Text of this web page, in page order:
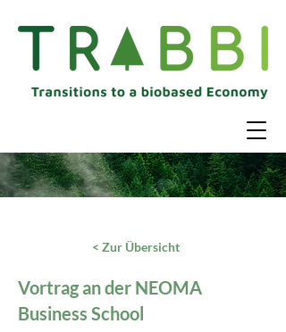
< Zur Übersicht
Vortrag an der NEOMA
Business School